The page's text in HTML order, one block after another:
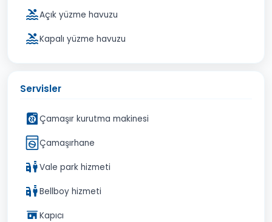
Açık yüzme havuzu
Kapalı yüzme havuzu
Servisler
Çamaşır kurutma makinesi
Çamaşırhane
Vale park hizmeti
Bellboy hizmeti
Kapıcı